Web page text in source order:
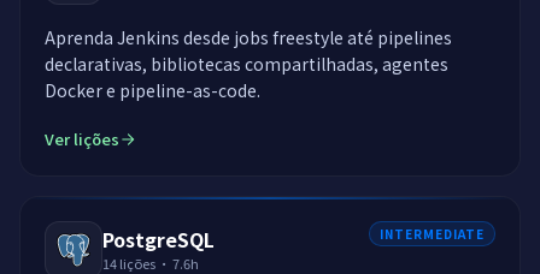
Aprenda Jenkins desde jobs freestyle até pipelines
declarativas, bibliotecas compartilhadas, agentes
Docker e pipeline-as-code.
Ver lições
PostgreSQL
14lições · 7.6h
INTERMEDIATE